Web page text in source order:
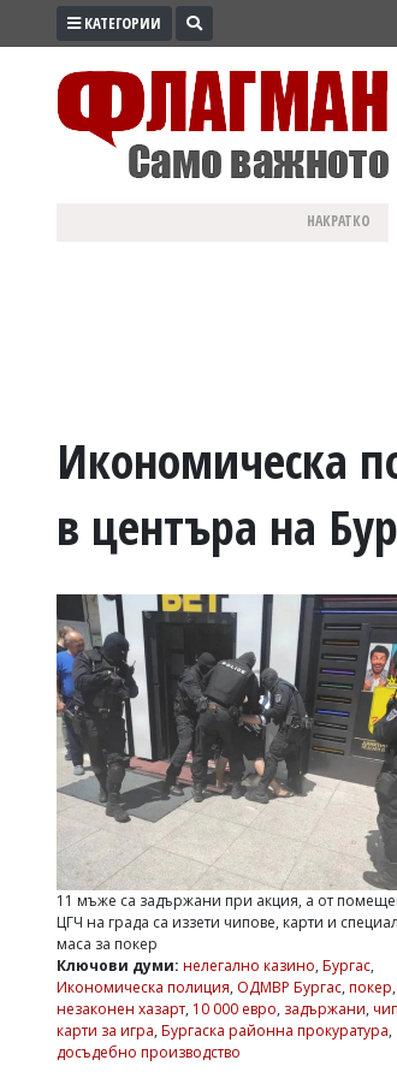
ПРОМО
ВОЙНАТА
УКРАЙНА
РАЗСЛЕДВАНЕ
БИЗНЕС
Управители:
Веселин
Василев,
v.vasilev@flagman.bg
Касабова,
k.kassabova@flagman.bg
Главен
редактор:
Колев,
office@flagman.bg
КАТЕГОРИИ
НАКРАТКО
Икономическа
в центъра на
11 мъже са задържани при акция, а от
ЦГЧ на града са иззети чипове, карти и
маса за покер
Ключови думи: нелегално казино, Бургас,
Икономическа полиция, ОДМВР Бургас, покер,
незаконен хазарт, 10 000 евро, задържани,
карти за игра, Бургаска районна прокуратура,
досъдебно производство